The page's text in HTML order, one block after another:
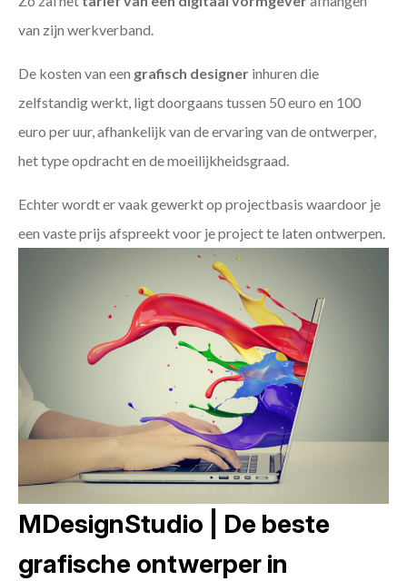
van zijn werkverband.
De kosten van een grafisch designer inhuren die
zelfstandig werkt, ligt doorgaans tussen 50 euro en 100
euro per uur, afhankelijk van de ervaring van de ontwerper,
het type opdracht en de moeilijkheidsgraad.
Echter wordt er vaak gewerkt op projectbasis waardoor je
een vaste prijs afspreekt voor je project te laten ontwerpen.
MDesignStudio | De beste
grafische ontwerper in